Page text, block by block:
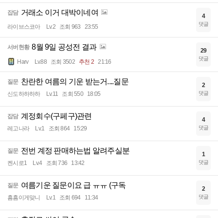
잡담 거래소 이거 대박이네여
라이브스코아 Lv.2 조회 963 23:55
4
댓글
서버현황 8월 9일 공성전 결과
Harv Lv.88 조회 3502 추천 2 21:16
29
댓글
질문 찬란한 여름의 기운 받는거....질문
신도하하하하 Lv.11 조회 550 18:05
2
댓글
잡담 계정회수(구페구)관련
레고나라 Lv.1 조회 864 15:29
4
댓글
질문 전번 계정 판매하는법 알려주실분
켄시로1 Lv.4 조회 736 13:42
1
댓글
질문 여름기운 질문이요 급 ㅠㅠ (구독
흠흠이게맞니 Lv.1 조회 694 11:34
2
댓글